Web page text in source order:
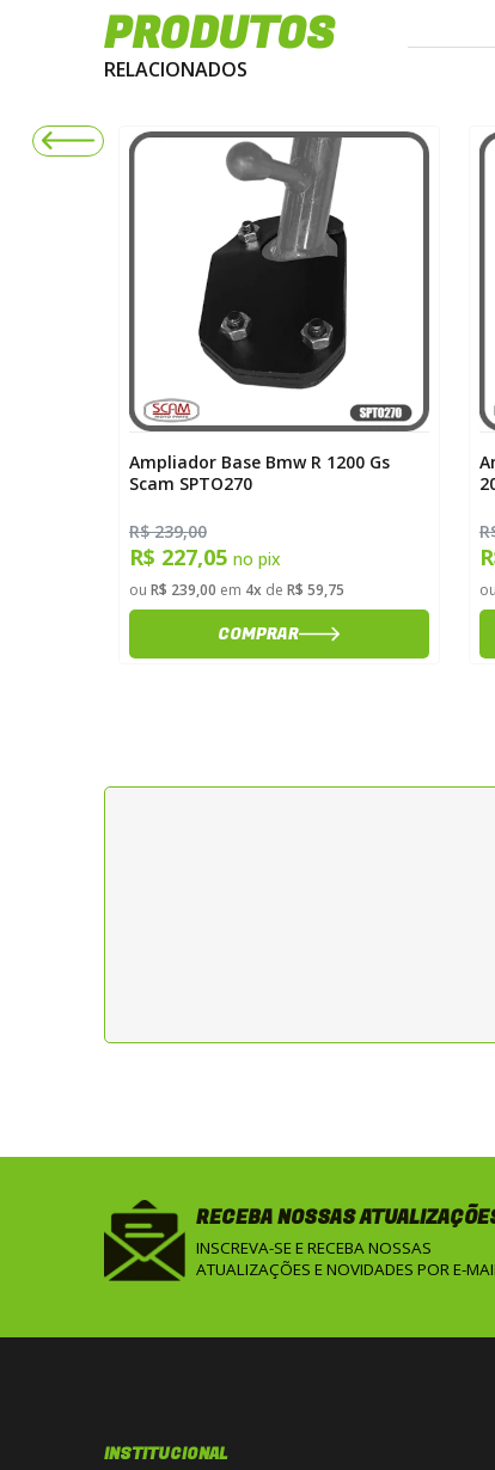
PRODUTOS
RELACIONADOS
Ampliador Base Bmw R 1200 Gs
Scam SPTO270
R$ 239,00
R$ 227,05 no pix
ou R$ 239,00 em 4xde R$ 59,75
COMPRAR
ou
RECEBA NOSSAS
INSCREVA-SE E RECEBA NOSSAS
ATUALIZAÇÕES E NOVIDADES POR E-
INSTITUCIONAL